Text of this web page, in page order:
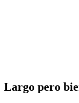
Largo pero